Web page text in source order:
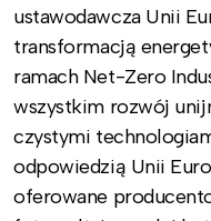
ustawodawcza Unii
transformacją
ramach Net-Zero
wszystkim rozwój
czystymi
odpowiedzią Unii
oferowane